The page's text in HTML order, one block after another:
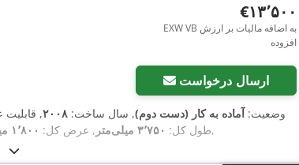
‎€۱۳٬۵۰۰
EXW VB به اضافه مالیات بر ارزش
افزوده
ارسال درخواست
وضعیت:آماده به کار (دست دوم), سال ساخت: ۲۰۰۸,
طول کل: ۳٬۷۵۰ میلی‌متر , عرض کل: ۱٬۸۰۰ میلی‌متر ,